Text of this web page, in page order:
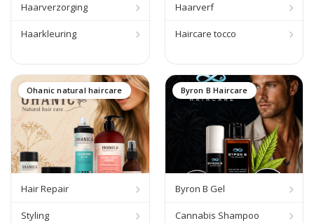
Haarverzorging
Haarkleuring
Haarverf
Haircare tocco
Ohanic natural haircare
Hair Repair
Styling
Byron B Haircare
Byron B Gel
Cannabis Shampoo